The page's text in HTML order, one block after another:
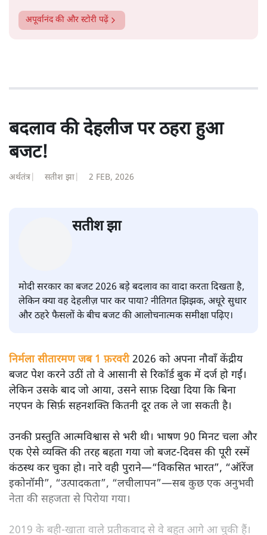
अपूर्वानंदकी और स्टोरी पढ़ें
बदलाव की देहलीज पर ठहरा हुआ
बजट!
अर्थतंत्र सतीश झा 2 FEB, 2026
सतीश झा
मोदी सरकार का बजट 2026 बड़े बदलाव का वादा करता दिखता है,
और ठहरे फैसलों के बीच बजट की आलोचनात्मक समीक्षा पढ़िए।
बजट पेश करने उठीं तो वे आसानी से रिकॉर्ड बुक में दर्ज हो गईं।